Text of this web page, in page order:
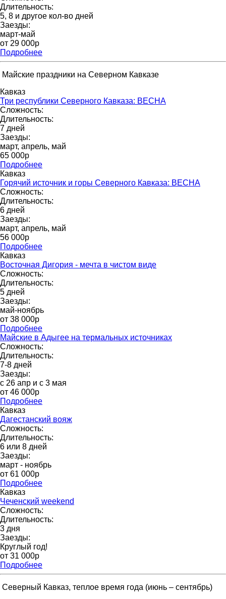
Длительность:
5, 8 и другое кол-во дней
Заезды:
март-май
от 29 000p
Подробнее
Майские праздники на Северном Кавказе
Кавказ
Три республики Северного Кавказа: ВЕСНА
Сложность:
Длительность:
7 дней
Заезды:
март, апрель, май
65 000p
Подробнее
Кавказ
Горячий источник и горы Северного Кавказа: ВЕСНА
Сложность:
Длительность:
6 дней
Заезды:
март, апрель, май
56 000р
Подробнее
Кавказ
Восточная Дигория - мечта в чистом виде
Сложность:
Длительность:
5 дней
Заезды:
май-ноябрь
от 38 000p
Подробнее
Майские в Адыгее на термальных источниках
Сложность:
Длительность:
7-8 дней
Заезды:
с 26 апр и с 3 мая
от 46 000р
Подробнее
Кавказ
Дагестанский вояж
Сложность:
Длительность:
6 или 8 дней
Заезды:
март - ноябрь
от 61 000p
Подробнее
Кавказ
Чеченский weekend
Сложность:
Длительность:
3 дня
Заезды:
Круглый год!
от 31 000p
Подробнее
Северный Кавказ, теплое время года (июнь – сентябрь)